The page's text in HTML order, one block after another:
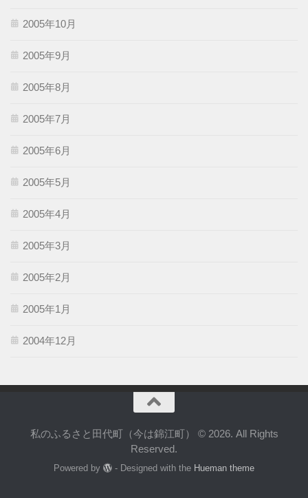
2005年10月
2005年9月
2005年8月
2005年7月
2005年6月
2005年5月
2005年4月
2005年3月
2005年2月
2005年1月
2004年12月
私のふるさと田代町（今は錦江町） © 2026. All Rights
Reserved.
Powered by - Designed with the Hueman theme